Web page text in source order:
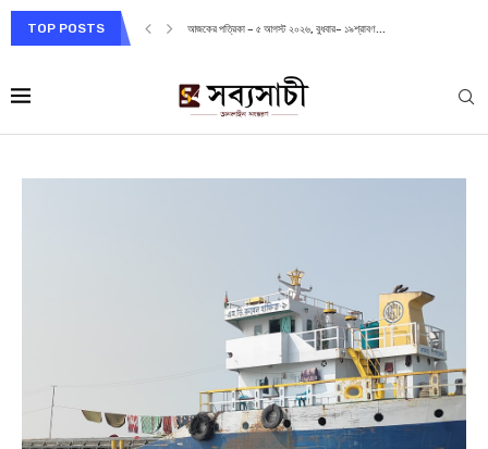
TOP POSTS আজকের পত্রিকা – ৫ আগস্ট ২০২৬, বুধবার– ১৯শ্রাবণ...